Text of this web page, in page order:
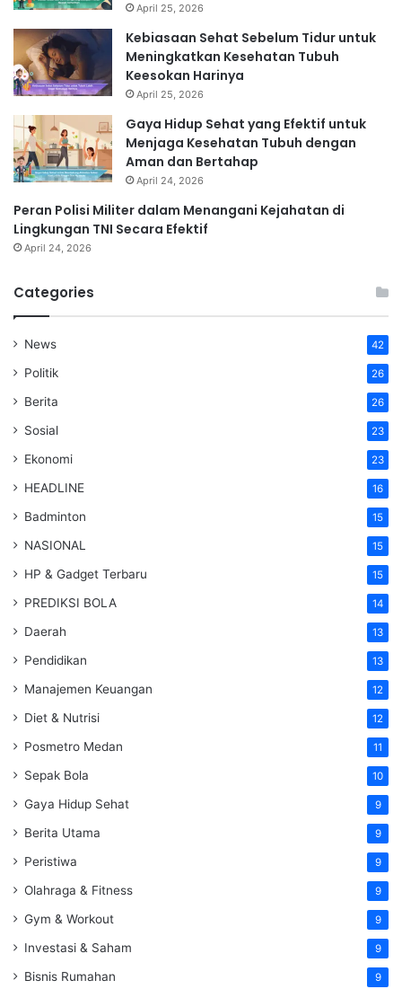
April 25, 2026
Kebiasaan Sehat Sebelum Tidur untuk
Meningkatkan Kesehatan Tubuh
Keesokan Harinya
April 25, 2026
Gaya Hidup Sehat yang Efektif untuk
Menjaga Kesehatan Tubuh dengan
Aman dan Bertahap
April 24, 2026
Peran Polisi Militer dalam Menangani Kejahatan di
Lingkungan TNI Secara Efektif
April 24, 2026
Categories
News 42
Politik 26
Berita 26
Sosial 23
Ekonomi 23
HEADLINE 16
Badminton 15
NASIONAL 15
HP & Gadget Terbaru 15
PREDIKSI BOLA 14
Daerah 13
Pendidikan 13
Manajemen Keuangan 12
Diet & Nutrisi 12
Posmetro Medan 11
Sepak Bola 10
Gaya Hidup Sehat 9
Berita Utama 9
Peristiwa 9
Olahraga & Fitness 9
Gym & Workout 9
Investasi & Saham 9
Bisnis Rumahan 9